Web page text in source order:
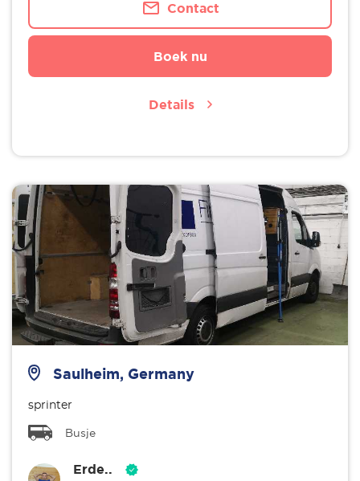
Contact
Boek nu
Details
Saulheim, Germany
sprinter
Busje
Erde..